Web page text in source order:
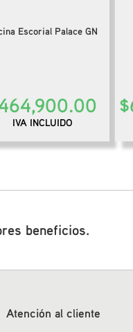
Escorial Palace GN
IVA INCLUIDO
$
beneficios.
Atención al cliente